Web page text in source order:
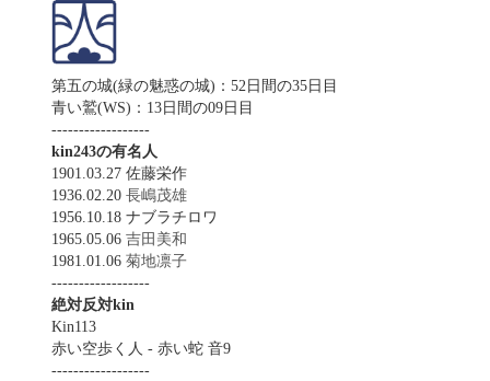
第五の城(緑の魅惑の城)：52日間の35日目
青い鷲(WS)：13日間の09日目
------------------
kin243の有名人
1901.03.27 佐藤栄作
1936.02.20 長嶋茂雄
1956.10.18 ナブラチロワ
1965.05.06 吉田美和
1981.01.06 菊地凛子
------------------
絶対反対kin
Kin113
赤い空歩く人 - 赤い蛇 音9
------------------